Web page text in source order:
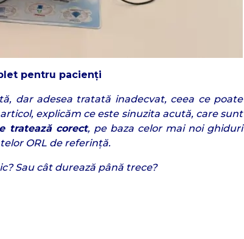
pentru pacienți
dar adesea tratată inadecvat, ceea ce poate
explicăm ce este sinuzita acută, care sunt
tratează corect, pe baza celor mai noi ghiduri
ORL de referință.
Sau cât durează până trece?